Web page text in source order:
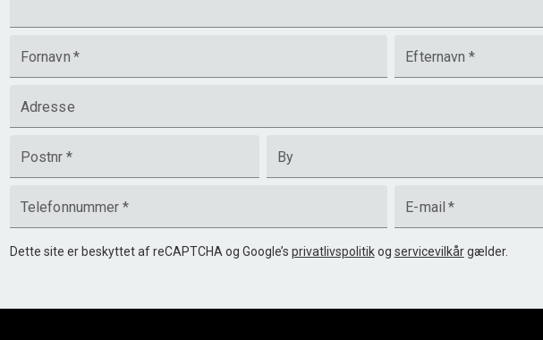
Fornavn * Efternavn *
Adresse
Postnr * By
Telefonnummer * E-mail *
Dette site er beskyttet af reCAPTCHA og Google’s privatlivspolitik og servicevilkår gælder.